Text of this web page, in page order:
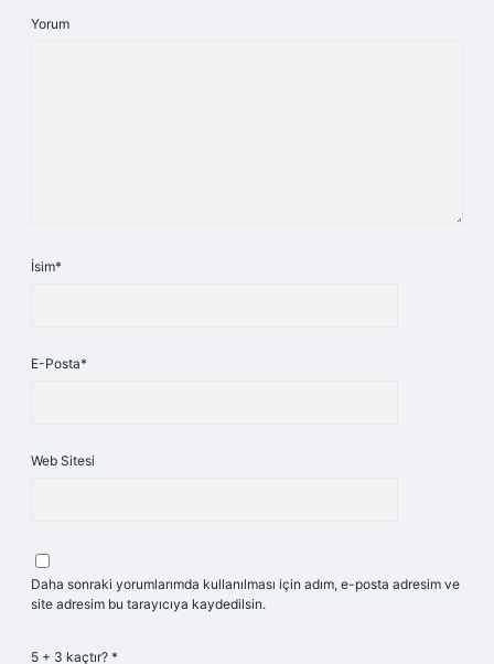
Yorum
İsim*
E-Posta*
Web Sitesi
Daha sonraki yorumlarımda kullanılması için adım, e-posta adresim ve
site adresim bu tarayıcıya kaydedilsin.
5 + 3 kaçtır? *